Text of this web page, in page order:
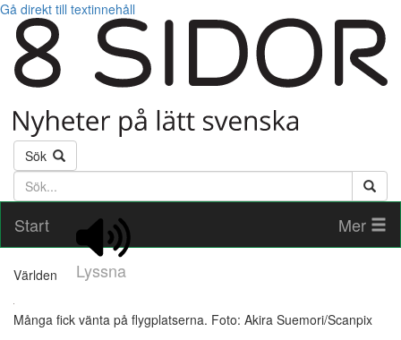
Gå direkt till textinnehåll
Sök
Söktext
Start
Lyssna
Mer
Världen
Många fick vänta på flygplatserna. Foto: Akira Suemori/Scanpix